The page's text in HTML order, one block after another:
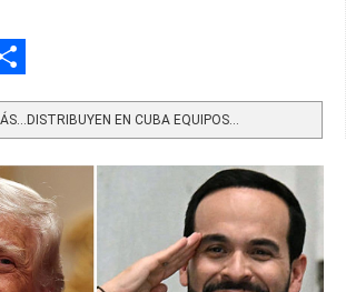
EN CUBA EQUIPOS...